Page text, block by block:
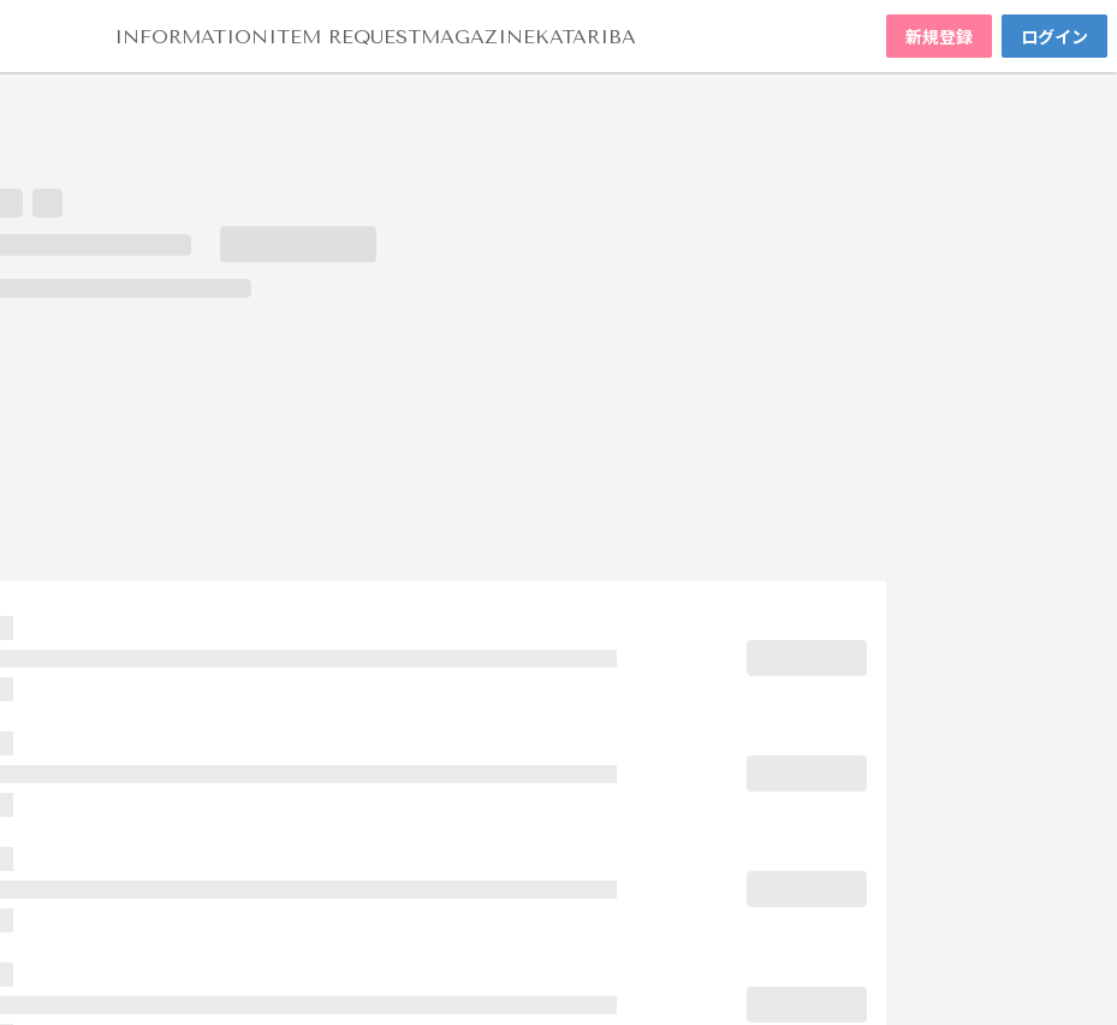
INFORMATION ITEM REQUESTMAGAZINEKATARIBA 新規登録 ログイン